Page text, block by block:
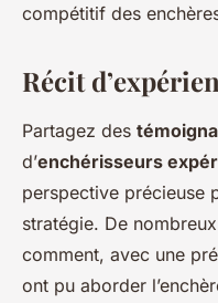
compétitif des
Récit
Partagez des
d’enchérisseurs
perspective précieuse
stratégie. De
comment, avec une
ont pu aborder